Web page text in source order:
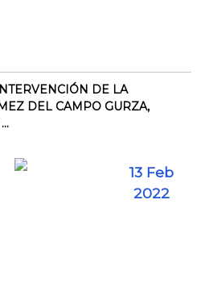
DE LA
DEL CAMPO GURZA,
13 Feb
2022